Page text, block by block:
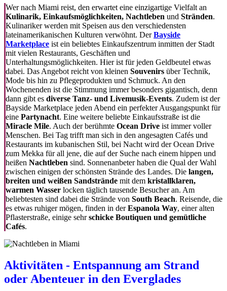
Wer nach Miami reist, den erwartet eine einzigartige Vielfalt an
Kulinarik, Einkaufsmöglichkeiten, Nachtleben und Stränden.
Kulinariker werden mit Speisen aus den verschiedensten
lateinamerikanischen Kulturen verwöhnt. DerBayside
Marketplace ist ein beliebtes Einkaufszentrum inmitten der Stadt
mit vielen Restaurants, Geschäften und
Unterhaltungsmöglichkeiten. Hier ist für jeden Geldbeutel etwas
dabei. Das Angebot reicht von kleinen Souvenirs über Technik,
Mode bis hin zu Pflegeprodukten und Schmuck. An den
Wochenenden ist die Stimmung immer besonders gigantisch, denn
dann gibt es diverse Tanz- und Livemusik-Events. Zudem ist der
Bayside Marketplace jeden Abend ein perfekter Ausgangspunkt für
eine Partynacht. Eine weitere beliebte Einkaufsstraße ist die
Miracle Mile. Auch der berühmte Ocean Drive ist immer voller
Menschen. Bei Tag trifft man sich in den angesagten Cafés und
Restaurants im kubanischen Stil, bei Nacht wird der Ocean Drive
zum Mekka für all jene, die auf der Suche nach einem hippen und
heißen Nachtleben sind. Sonnenanbeter haben die Qual der Wahl
zwischen einigen der schönsten Strände des Landes. Die langen,
breiten und weißen Sandstrände mit dem kristallklaren,
warmen Wasser locken täglich tausende Besucher an. Am
beliebtesten sind dabei die Strände von South Beach. Reisende, die
es etwas ruhiger mögen, finden in derEspanola Way, einer alten
Pflasterstraße, einige sehrschicke Boutiquen und gemütliche
Cafés.
Aktivitäten - Entspannung am Strand
oder Abenteuer in den Everglades